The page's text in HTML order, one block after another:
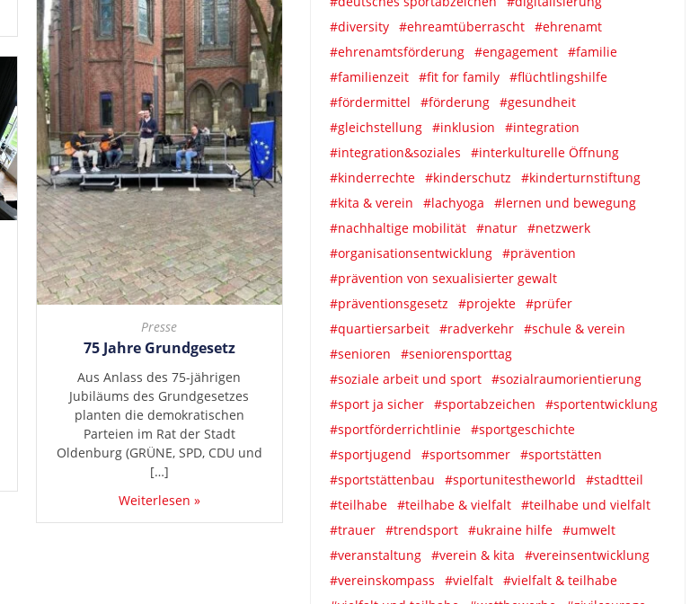
Presse
75 Jahre Grundgesetz
Aus Anlass des 75-jährigen
Jubiläums des Grundgesetzes
planten die demokratischen
Parteien im Rat der Stadt
Oldenburg (GRÜNE, SPD, CDU und
[…]
Weiterlesen »
#diversity #ehreamtüberrascht #ehrenamt
#ehrenamtsförderung #engagement #familie
#familienzeit #fit for family #flüchtlingshilfe
#fördermittel
#förderung #gesundheit
#gleichstellung #inklusion
#integration
#integration&soziales
#interkulturelle Öffnung
#kinderrechte #kinderschutz
#kinderturnstiftung
#kita & verein
#lachyoga
#lernen und bewegung
#nachhaltige mobilität #natur #netzwerk
#organisationsentwicklung #prävention
#prävention von sexualisierter gewalt
#präventionsgesetz
#projekte #prüfer
#quartiersarbeit #radverkehr #schule & verein
#senioren
#seniorensporttag
#soziale arbeit und sport #sozialraumorientierung
#sport ja sicher #sportabzeichen
#sportentwicklung
#sportförderrichtlinie #sportgeschichte
#sportjugend
#sportsommer #sportstätten
#sportstättenbau
#sportunitestheworld
#stadtteil
#teilhabe #teilhabe & vielfalt #teilhabe und vielfalt
#trauer #trendsport #ukraine hilfe #umwelt
#veranstaltung #verein & kita
#vereinsentwicklung
#vereinskompass
#vielfalt #vielfalt & teilhabe